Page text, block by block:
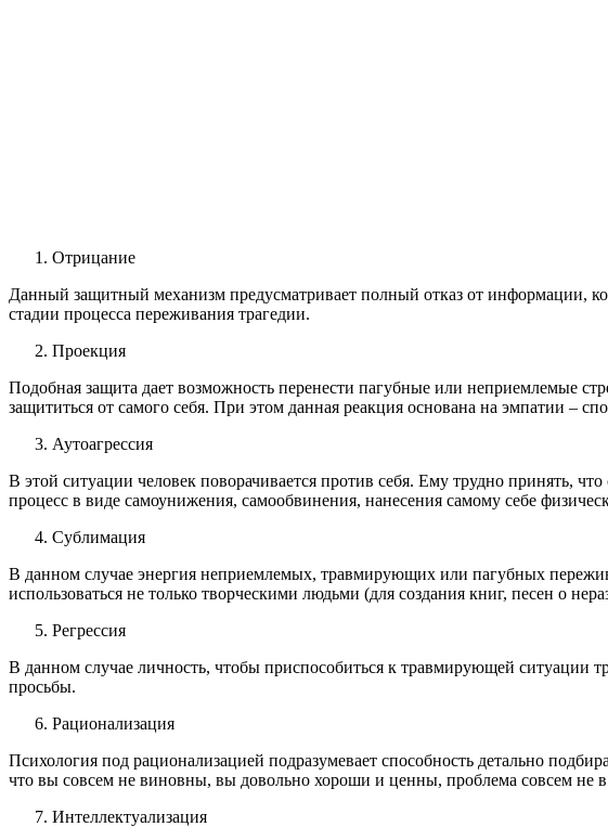
Отрицание
Данный защитный механизм предусматривает полный отказ от информации,
стадии процесса переживания трагедии.
Проекция
Подобная защита дает возможность перенести пагубные или неприемлемые
защититься от самого себя. При этом данная реакция основана на эмпатии –
Аутоагрессия
В этой ситуации человек поворачивается против себя. Ему трудно принять,
процесс в виде самоунижения, самообвинения, нанесения самому себе
Сублимация
В данном случае энергия неприемлемых, травмирующих или пагубных
использоваться не только творческими людьми (для создания книг, песен о
Регрессия
В данном случае личность, чтобы приспособиться к травмирующей ситуации
просьбы.
Рационализация
Психология под рационализацией подразумевает способность детально
что вы совсем не виновны, вы довольно хороши и ценны, проблема совсем не в
Интеллектуализация